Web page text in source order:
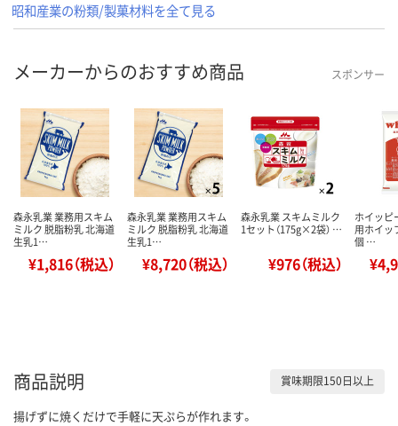
昭和産業の粉類/製菓材料を全て見る
メーカーからのおすすめ商品 スポンサー
森永乳業 業務用スキム
ミルク 脱脂粉乳 北海道
生乳1…
¥1,816（税込）
森永乳業 業務用スキム
ミルク 脱脂粉乳 北海道
生乳1…
¥8,720（税込）
森永乳業 スキムミルク
1セット（175g×2袋） …
¥976（税込）
ホイッピ
用ホイッ
個 …
商品説明 賞味期限150日以上
揚げずに焼くだけで手軽に天ぷらが作れます。